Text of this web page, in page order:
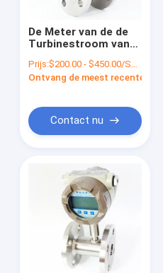
De Meter van de de
Turbinestroom van
T4-de Sensor van de
Oliestroom
Prijs:$200.00 - $450.00/Sets
Ontvang de meest recente
Contact nu